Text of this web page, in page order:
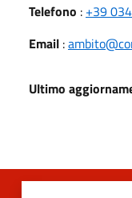
Telefono : +39
Email :
Ultimo